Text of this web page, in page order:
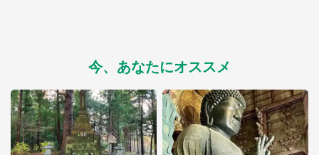
今、あなたにオススメ